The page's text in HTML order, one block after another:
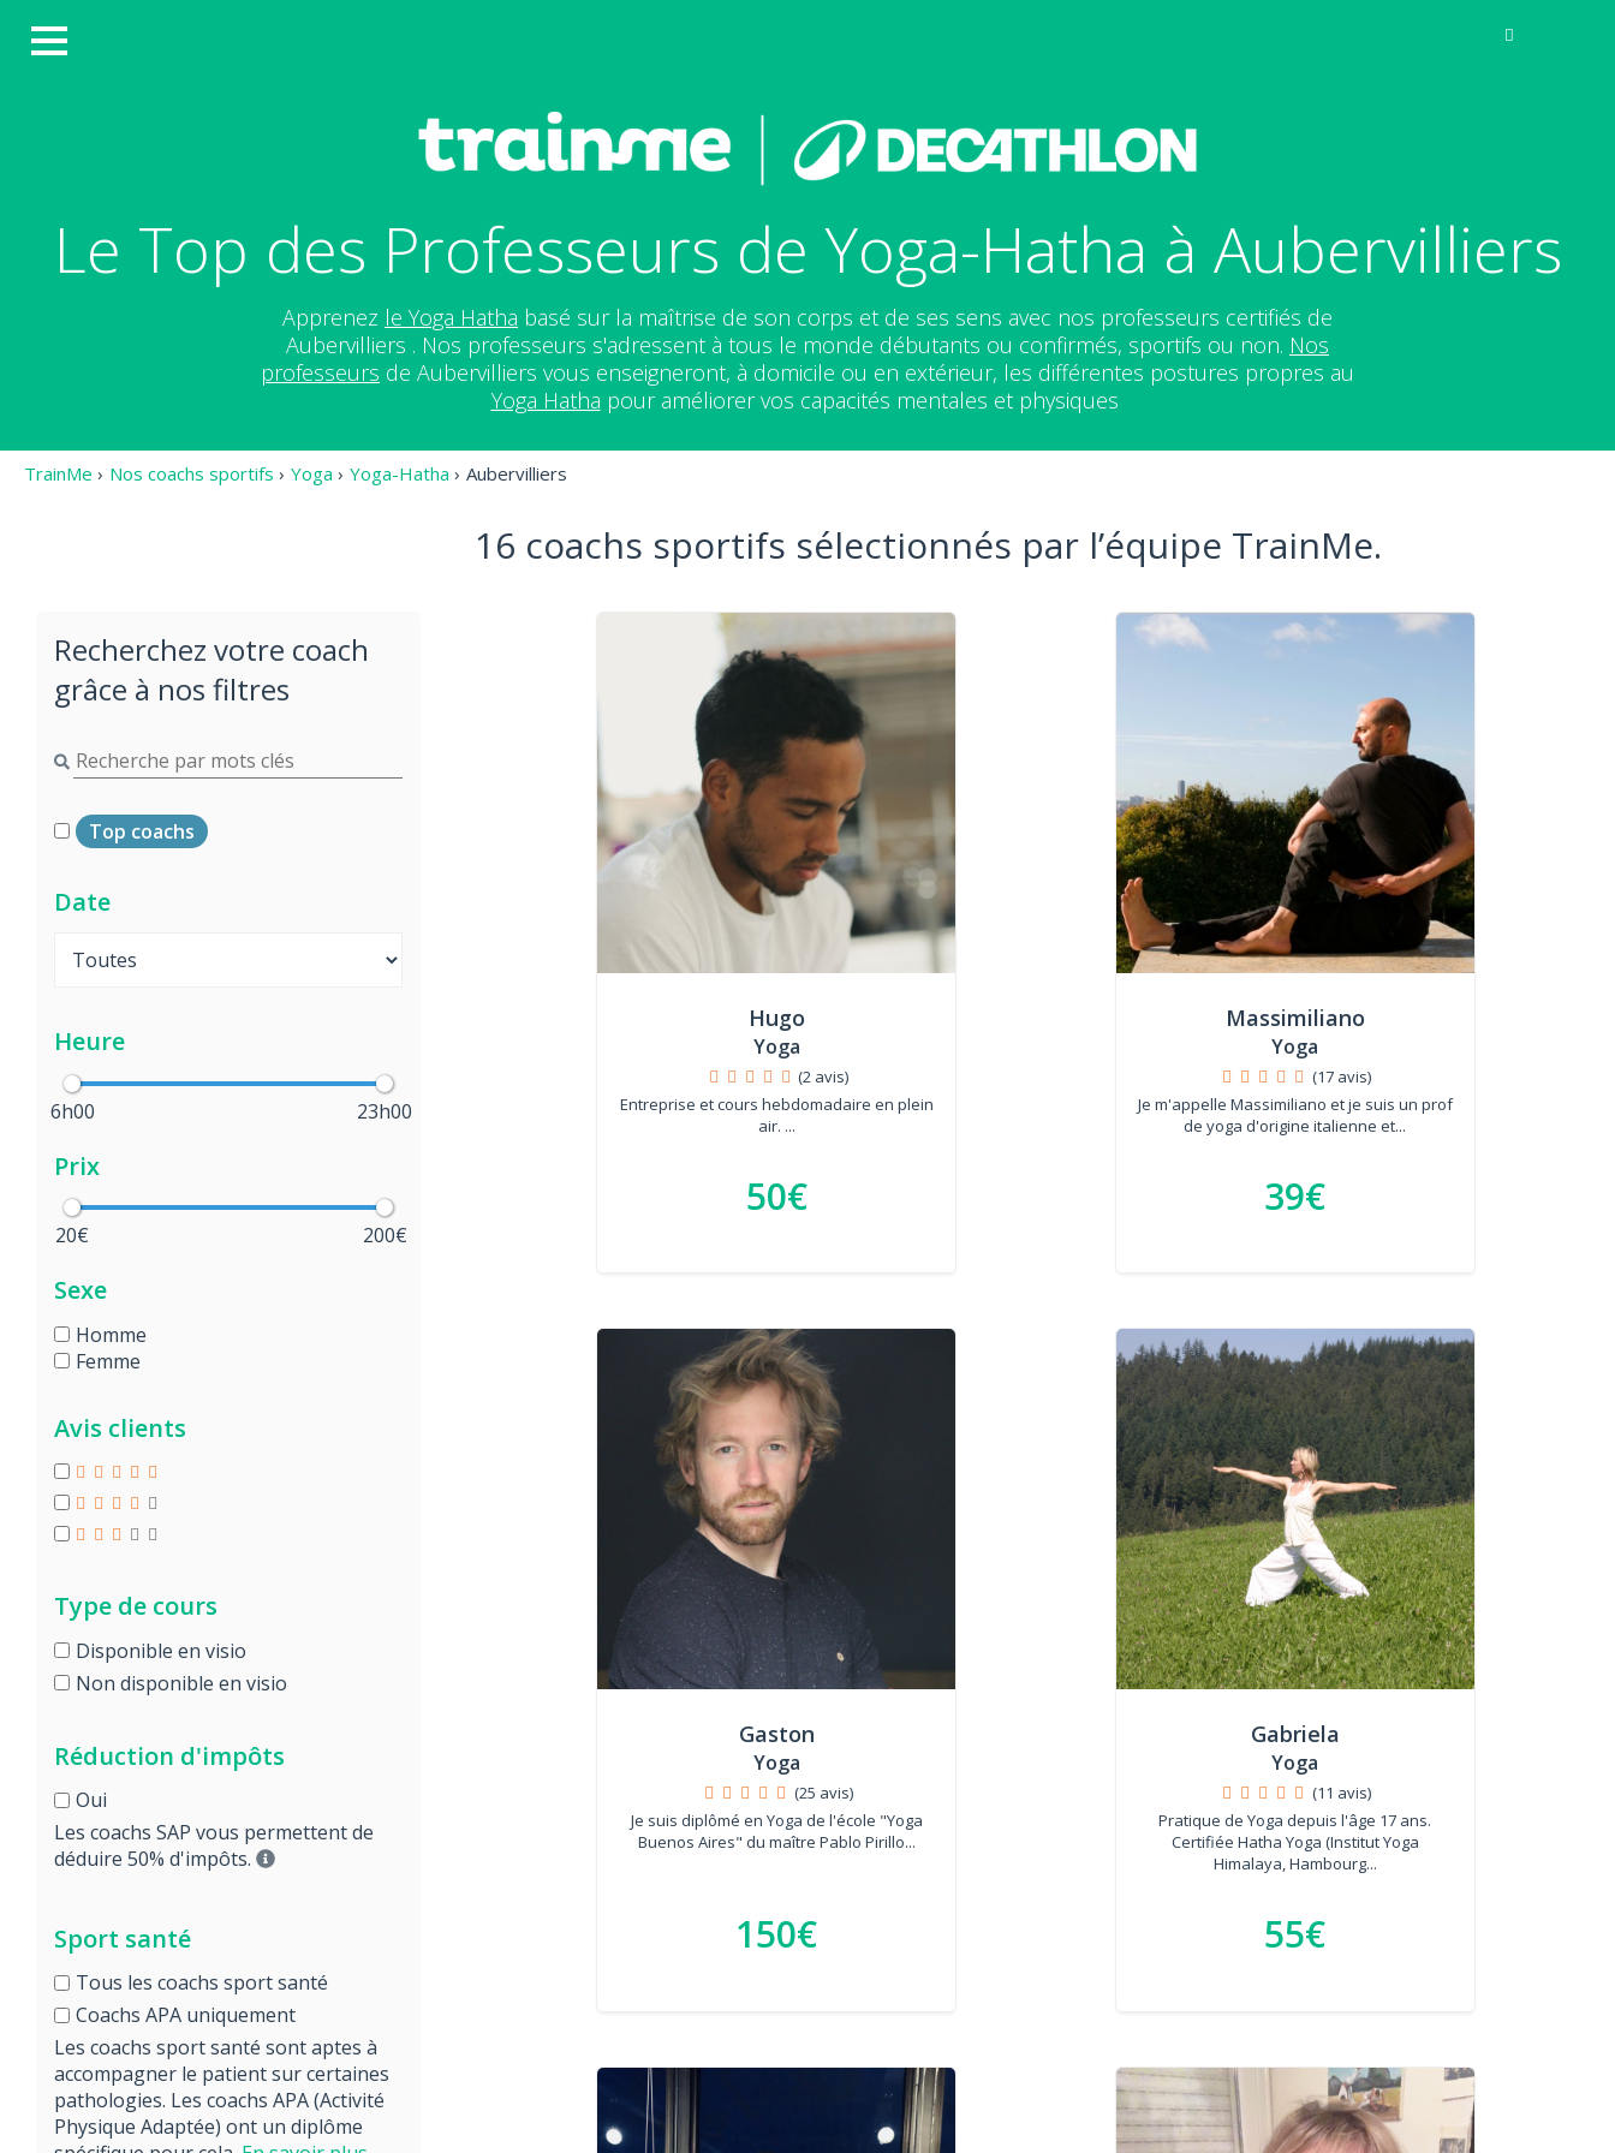
Le Top des Professeurs de Yoga-Hatha à Aubervilliers
Apprenez le Yoga Hatha basé sur la maîtrise de son corps et de ses sens avec nos professeurs certifiés de
Aubervilliers . Nos professeurs s'adressent à tous le monde débutants ou confirmés, sportifs ou non. Nos
professeurs de Aubervilliers vous enseigneront, à domicile ou en extérieur, les différentes postures propres au
Yoga Hatha pour améliorer vos capacités mentales et physiques
TrainMe › Nos coachs sportifs › Yoga › Yoga-Hatha › Aubervilliers
Recherchez votre coach
grâce à nos filtres
Top coachs
Date
Heure
6h00 23h00
Prix
20€ 200€
Sexe
Homme
Femme
Avis clients
Type de cours
Disponible en visio
Non disponible en visio
Réduction d'impôts
Oui
Les coachs SAP vous permettent de
déduire 50% d'impôts.
Sport santé
Tous les coachs sport santé
Coachs APA uniquement
Les coachs sport santé sont aptes à
accompagner le patient sur certaines
pathologies. Les coachs APA (Activité
Physique Adaptée) ont un diplôme
16 coachs sportifs sélectionnés par l’équipe TrainMe.
Hugo
Yoga
(2 avis)
Entreprise et cours hebdomadaire en plein
air. ...
50€
Massimiliano
Yoga
(17 avis)
Je m'appelle Massimiliano et je suis un prof
de yoga d'origine italienne et...
39€
Gaston
Yoga
(25 avis)
Je suis diplômé en Yoga de l'école "Yoga
Buenos Aires" du maître Pablo Pirillo...
150€
Gabriela
Yoga
(11 avis)
Pratique de Yoga depuis l'âge 17 ans.
Certifiée Hatha Yoga (Institut Yoga
Himalaya, Hambourg...
55€